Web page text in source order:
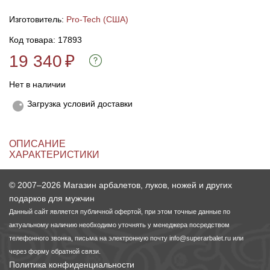
Изготовитель: Pro-Tech (США)
Код товара: 17893
19 340₽
Нет в наличии
Загрузка условий доставки
ОПИСАНИЕ
ХАРАКТЕРИСТИКИ
© 2007–2026 Магазин арбалетов, луков, ножей и других
подарков для мужчин
Данный сайт является публичной офертой, при этом точные данные по
актуальному наличию необходимо уточнять у менеджера посредством
телефонного звонка, письма на электронную почту info@superarbalet.ru или
через форму обратной связи.
Политика конфиденциальности
Полочки для лука
Кликеры для лука
Киссеры для лука
Ножи складные